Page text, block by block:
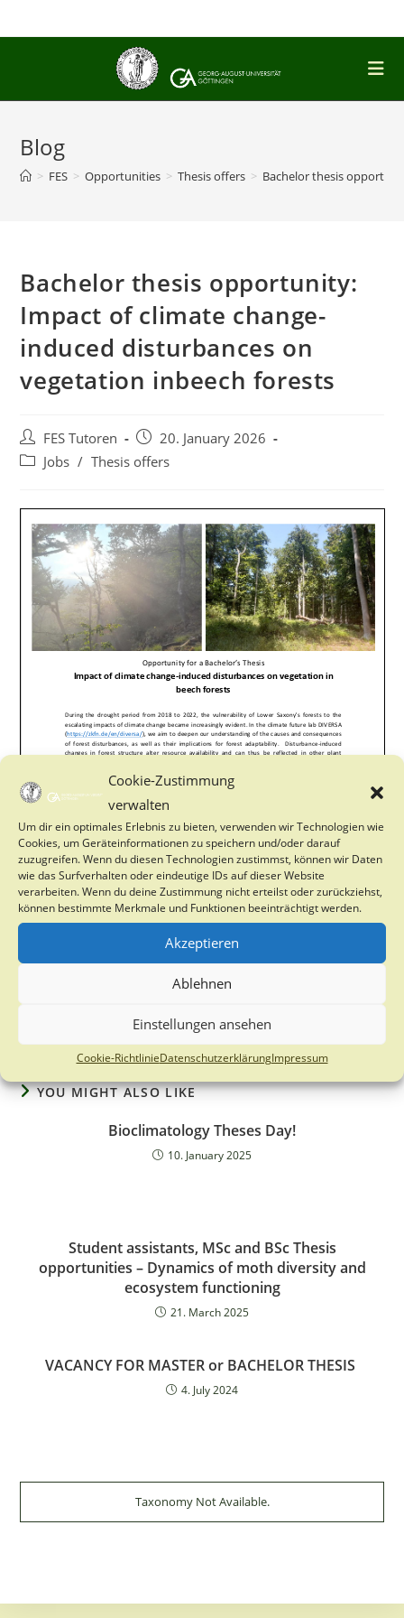
Cookie-Zustimmung
verwalten
Um dir ein optimales Erlebnis zu bieten, verwenden wir Technologien wie
Cookies, um Geräteinformationen zu speichern und/oder darauf
zuzugreifen. Wenn du diesen Technologien zustimmst, können wir Daten
wie das Surfverhalten oder eindeutige IDs auf dieser Website
verarbeiten. Wenn du deine Zustimmung nicht erteilst oder zurückziehst,
können bestimmte Merkmale und Funktionen beeinträchtigt werden.
Akzeptieren
Ablehnen
Einstellungen ansehen
Cookie-RichtlinieDatenschutzerklärungImpressum
to
Blog
> FES > Opportunities > Thesis offers > Bachelor thesis
Bachelor thesis opportunity:
Impact of climate change-
induced disturbances on
vegetation inbeech forests
Post
author:
FES Tutoren
Post
published:
20. January 2026
PostJobs / Thesis offers
YOU MIGHT ALSO LIKE
Bioclimatology Theses Day!
10. January 2025
Student assistants, MSc and BSc Thesis
opportunities – Dynamics of moth diversity and
ecosystem functioning
21. March 2025
VACANCY FOR MASTER or BACHELOR THESIS
4. July 2024
Taxonomy Not Available.